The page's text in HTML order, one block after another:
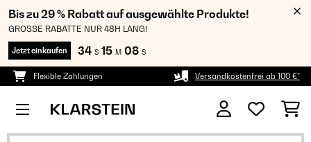
Bis zu 29 % Rabatt auf ausgewählte Produkte!
GROSSE RABATTE NUR 48H LANG!
Jetzt einkaufen 34 S 15 M 08 S
Flexible Zahlungen Versandkostenfrei ab 100 €*